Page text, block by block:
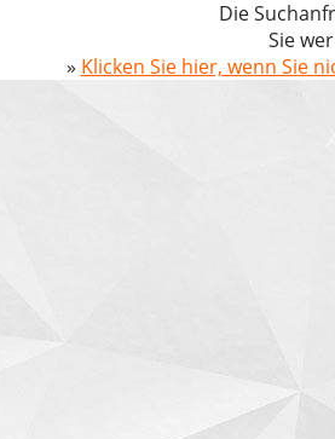
Die
Sie
» Klicken Sie hier, wenn Sie